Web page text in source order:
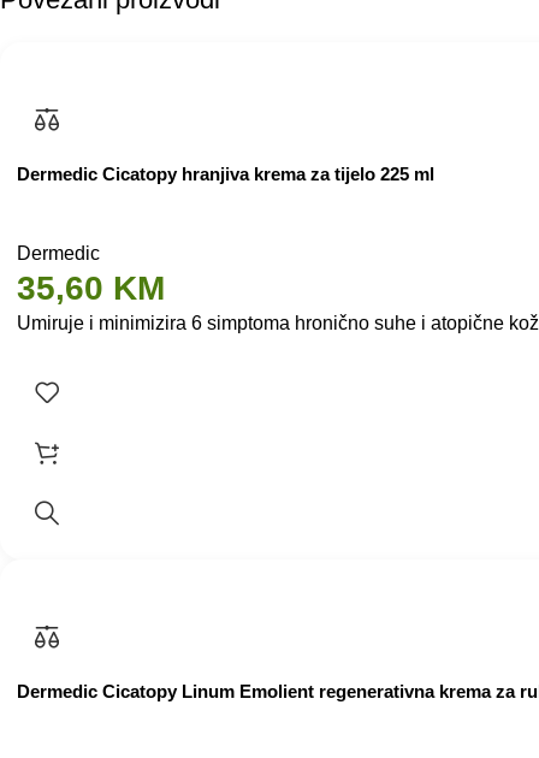
Dermedic Cicatopy hranjiva krema za tijelo 225 ml
Dermedic
35,60 KM
Umiruje i minimizira 6 simptoma hronično suhe i atopične
Dermedic Cicatopy Linum Emolient regenerativna krema za